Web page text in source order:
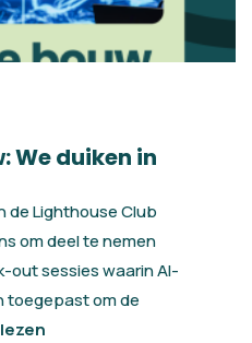
We duiken in
de Lighthouse Club
om deel te nemen
out sessies waarin AI-
toegepast om de